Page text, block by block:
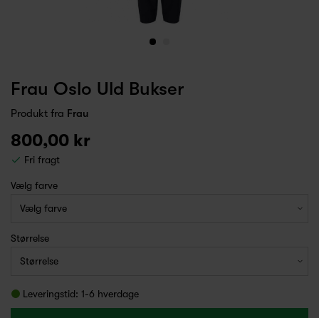
Frau Oslo Uld Bukser
Produkt fra Frau
800,00 kr
Fri fragt
Vælg farve
Størrelse
Leveringstid: 1-6 hverdage